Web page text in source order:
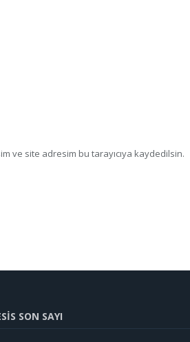
ve site adresim bu tarayıcıya kaydedilsin.
SON SAYI